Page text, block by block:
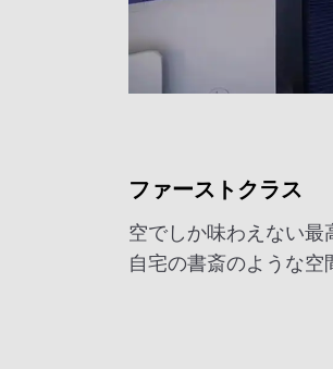
ファーストクラス
空でしか味わえない
自宅の書斎のような空